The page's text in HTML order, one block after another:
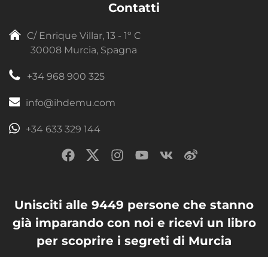
Contatti
C/ Enrique Villar, 13 - 1º C
30008 Murcia, Spagna
+34 968 900 325
info@ihdemu.com
+34 633 329 144
Unisciti alle 9449 persone che stanno
già imparando con noi e ricevi un libro
per scoprire i segreti di Murcia